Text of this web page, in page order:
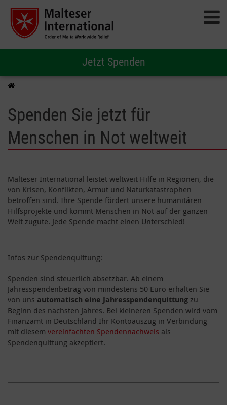
Jetzt Spenden
Spenden Sie jetzt für
Menschen in Not weltweit
Malteser International leistet weltweit Hilfe in Regionen, die
von Krisen, Konflikten, Armut und Naturkatastrophen
betroffen sind. Ihre Spende fördert unsere humanitären
Hilfsprojekte und kommt Menschen in Not auf der ganzen
Welt zugute. Jede Spende macht einen Unterschied!
Infos zur Spendenquittung:
Spenden sind steuerlich absetzbar. Ab einem
Jahresspendenbetrag von mindestens 50 Euro erhalten Sie
von uns automatisch eine Jahresspendenquittung zu
Beginn des nächsten Jahres. Bei kleineren Spenden wird vom
Finanzamt in Deutschland Ihr Kontoauszug in Verbindung
mit diesem vereinfachten Spendennachweis als
Spendenquittung akzeptiert.